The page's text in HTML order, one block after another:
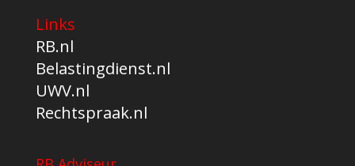
Links
RB.nl
Belastingdienst.nl
UWV.nl
Rechtspraak.nl